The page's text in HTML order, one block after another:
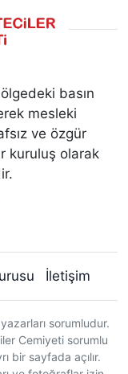
basın
mesleki
ve özgür
kuruluş olarak
İletişim
sorumludur.
Cemiyeti sorumlu
bir sayfada açılır.